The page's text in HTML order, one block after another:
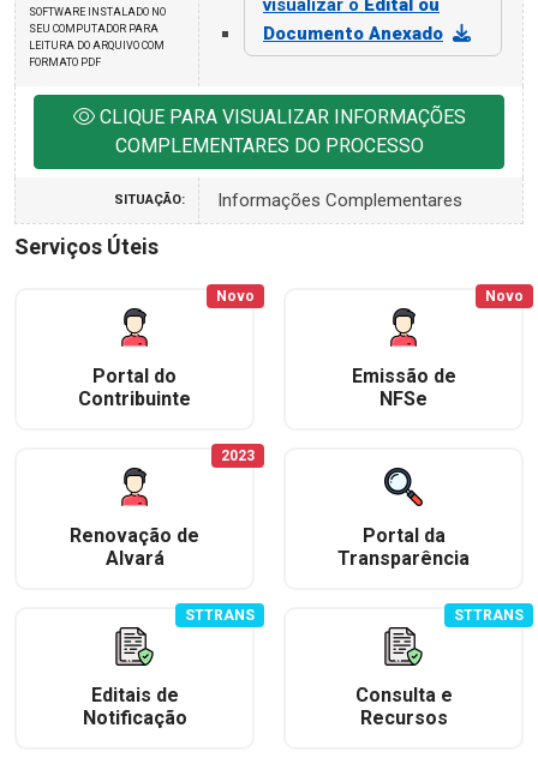
SOFTWARE INSTALADO NO
SEU COMPUTADOR PARA
LEITURA DO ARQUIVO COM
FORMATO PDF
visualizar o Edital ou
Documento Anexado
CLIQUE PARA VISUALIZAR INFORMAÇÕES
COMPLEMENTARES DO PROCESSO
SITUAÇÃO: Informações Complementares
Serviços Úteis
Portal do
Contribuinte
Novo
Emissão de
NFSe
Novo
Renovação de
Alvará
2023
Portal da
Transparência
Editais de
Notificação
STTRANS
Consulta e
Recursos
STTRANS